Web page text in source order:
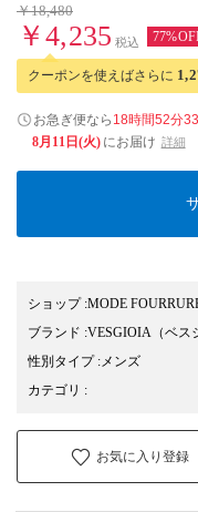
￥18,480
￥4,235 税込
クーポンを使えばさらに
お急ぎ便なら 18時間52分
8月11日(火) にお届け 詳細
ショップ:MODE
ブランド :VESGIOIA （ベス
性別タイプ: メンズ
カテゴリ :
お気に入り登録